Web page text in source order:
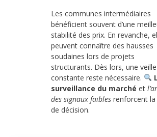
Les communes intermédiaires
bénéficient souvent d’une
stabilité des prix. En revanche,
peuvent connaître des hausses
soudaines lors de projets
structurants. Dès lors, une veille
constante reste nécessaire.
surveillance du marché et
des signaux faibles renforcent la
de décision.